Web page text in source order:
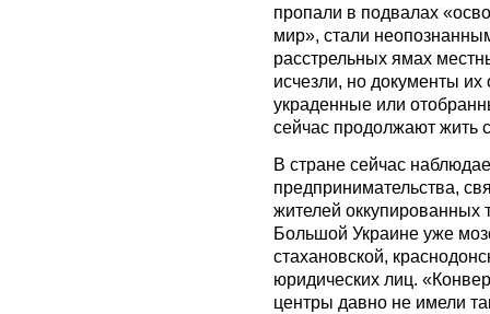
пропали в подвалах
мир», стали
расстрельных ямах
исчезли, но документы
украденные или
сейчас продолжают жить
В стране сейчас
предпринимательства,
жителей оккупированных
Большой Украине уже
стахановской,
юридических лиц.
центры давно не имели